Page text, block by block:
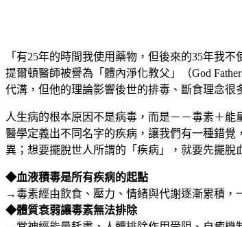
「有25年的時間我使用藥物，但後來的35年我不
提爾頓醫師被譽為「體內淨化教父」（God
代溝，但他的理論影響後世的排毒、斷食理念
人生病的根本原因不是病毒，而是－－毒素＋能
醫學定義出不同名字的疾病，讓我們有一種錯
異；想要擺脫世人所謂的「疾病」，就要先擺脫
◆血液積毒是所有疾病的起點
→毒素經由飲食、壓力、情緒與代謝逐漸累積，
◆體質衰弱讓毒素無法排除